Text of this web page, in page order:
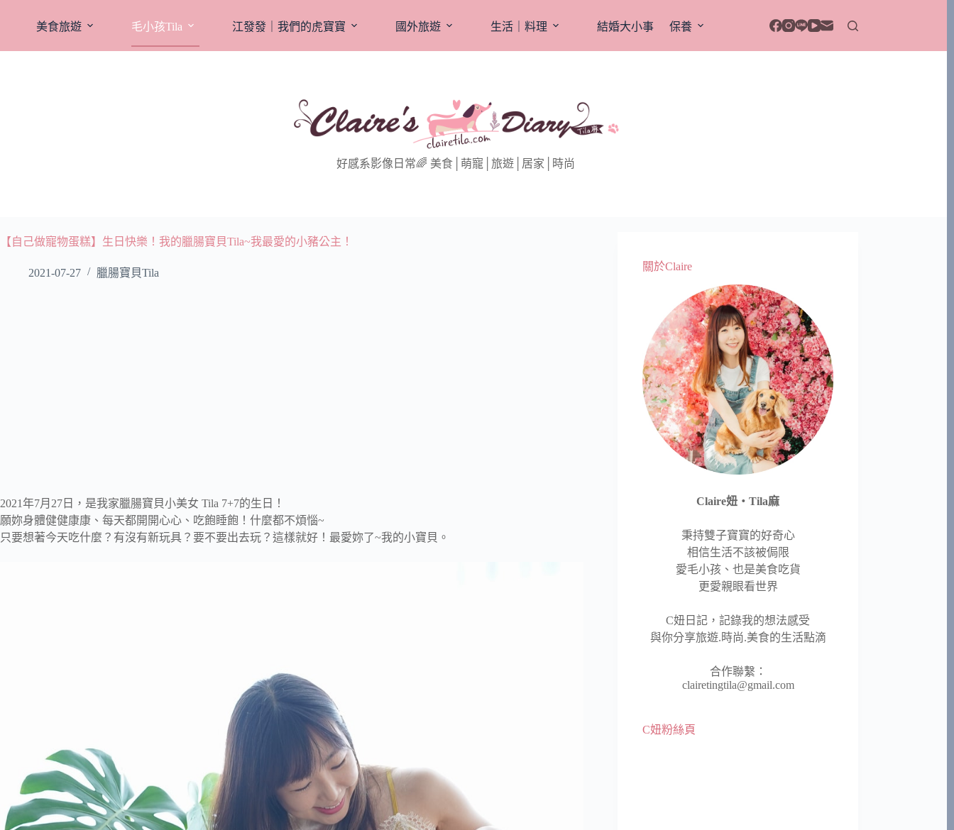
美食旅遊 毛小孩Tila 江發發｜我們的虎寶寶 國外旅遊 生活｜料理 結婚大小事 保養
好感系影像日常🌈 美食│萌寵│旅遊│居家│時尚
【自己做寵物蛋糕】生日快樂！我的臘腸寶貝Tila~我最愛的小豬公主！
2021-07-27 臘腸寶貝Tila
2021年7月27日，是我家臘腸寶貝小美女 Tila 7+7的生日！
願妳身體健健康康、每天都開開心心、吃飽睡飽！什麼都不煩惱~
只要想著今天吃什麼？有沒有新玩具？要不要出去玩？這樣就好！最愛妳了~我的小寶貝。
關於Claire
Claire妞‧Tila麻
秉持雙子寶寶的好奇心
相信生活不該被侷限
愛毛小孩、也是美食吃貨
更愛親眼看世界
C妞日記，記錄我的想法感受
與你分享旅遊.時尚.美食的生活點滴
合作聯繫：
clairetingtila@gmail.com
C妞粉絲頁